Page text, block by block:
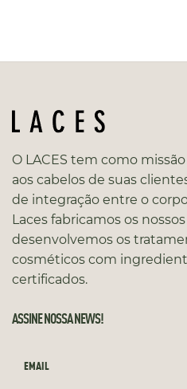
O LACES tem como
aos cabelos de suas
de integração entre o
Laces fabricamos os
desenvolvemos os
cosméticos com
certificados.
ASSINE NOSSA NEWS!
EMAIL